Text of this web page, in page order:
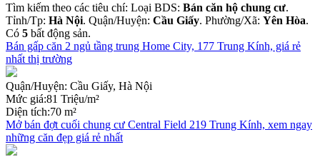
Tìm kiếm theo các tiêu chí: Loại BDS: Bán căn hộ chung cư.
Tỉnh/Tp: Hà Nội. Quận/Huyện: Cầu Giấy. Phường/Xã: Yên Hòa.
Có 5 bất động sản.
Bán gấp căn 2 ngủ tầng trung Home City, 177 Trung Kính, giá rẻ
nhất thị trường
Quận/Huyện: Cầu Giấy, Hà Nội
Mức giá:81 Triệu/m²
Diện tích:70 m²
Mở bán đợt cuối chung cư Central Field 219 Trung Kính, xem ngay
những căn đẹp giá rẻ nhất